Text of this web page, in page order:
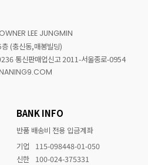
LEE JUNGMIN
(충신동,매봉빌딩)
통신판매업신고 2011-서울종로-0954
BANK INFO
반품 배송비 전용 입금계좌
기업
115-098448-01-050
신한
100-024-375331